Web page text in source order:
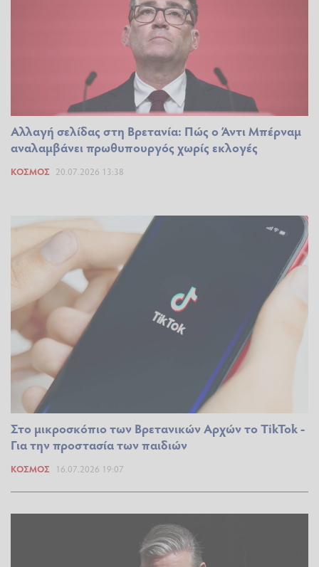
Αλλαγή σελίδας στη Βρετανία: Πώς ο Άντι Μπέρναμ
αναλαμβάνει πρωθυπουργός χωρίς εκλογές
ΚΌΣΜΟΣ 20.07.2026 13:38
Στο μικροσκόπιο των Βρετανικών Αρχών το TikTok -
Για την προστασία των παιδιών
ΚΌΣΜΟΣ 16.07.2026 19:07